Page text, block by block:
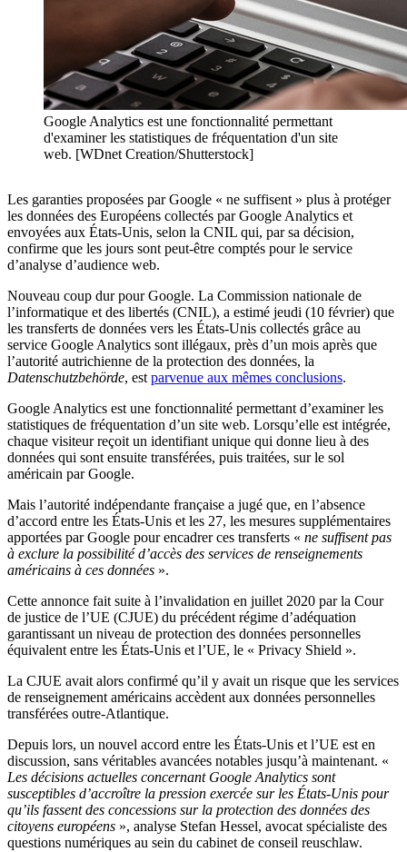
Google Analytics est une fonctionnalité permettant
d'examiner les statistiques de fréquentation d'un site
web. [WDnet Creation/Shutterstock]
Les garanties proposées par Google « ne suffisent » plus à protéger
les données des Européens collectés par Google Analytics et
envoyées aux États-Unis, selon la CNIL qui, par sa décision,
confirme que les jours sont peut-être comptés pour le service
d’analyse d’audience web.
Nouveau coup dur pour Google. La Commission nationale de
l’informatique et des libertés (CNIL), a estimé jeudi (10 février) que
les transferts de données vers les États-Unis collectés grâce au
service Google Analytics sont illégaux, près d’un mois après que
l’autorité autrichienne de la protection des données, la
Datenschutzbehörde, est parvenue aux mêmes conclusions.
Google Analytics est une fonctionnalité permettant d’examiner les
statistiques de fréquentation d’un site web. Lorsqu’elle est intégrée,
chaque visiteur reçoit un identifiant unique qui donne lieu à des
données qui sont ensuite transférées, puis traitées, sur le sol
américain par Google.
Mais l’autorité indépendante française a jugé que, en l’absence
d’accord entre les États-Unis et les 27, les mesures supplémentaires
apportées par Google pour encadrer ces transferts « ne suffisent pas
à exclure la possibilité d’accès des services de renseignements
américains à ces données ».
Cette annonce fait suite à l’invalidation en juillet 2020 par la Cour
de justice de l’UE (CJUE) du précédent régime d’adéquation
garantissant un niveau de protection des données personnelles
équivalent entre les États-Unis et l’UE, le « Privacy Shield ».
La CJUE avait alors confirmé qu’il y avait un risque que les services
de renseignement américains accèdent aux données personnelles
transférées outre-Atlantique.
Depuis lors, un nouvel accord entre les États-Unis et l’UE est en
discussion, sans véritables avancées notables jusqu’à maintenant. «
Les décisions actuelles concernant Google Analytics sont
susceptibles d’accroître la pression exercée sur les États-Unis pour
qu’ils fassent des concessions sur la protection des données des
citoyens européens », analyse Stefan Hessel, avocat spécialiste des
questions numériques au sein du cabinet de conseil reuschlaw.